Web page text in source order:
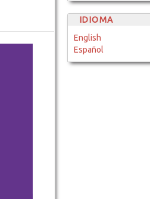
IDIOMA
English
Español